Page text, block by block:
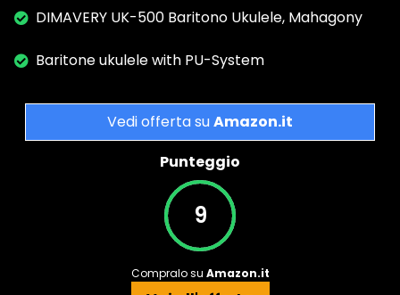
DIMAVERY UK-500 Baritono Ukulele, Mahagony
Baritone ukulele with PU-System
Vedi offerta suAmazon.it
Punteggio
9
Compralo su Amazon.it